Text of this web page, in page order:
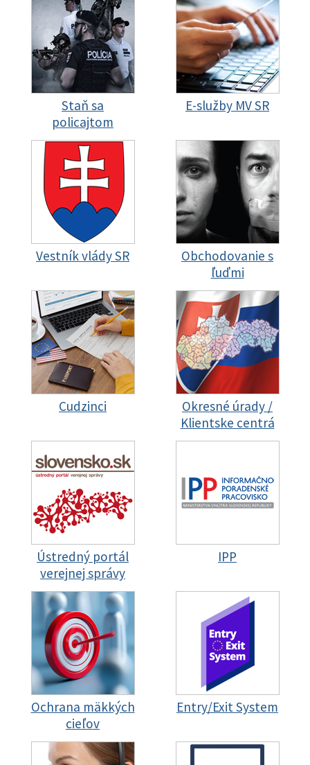
Staň sa
policajtom
E-služby MV SR
Vestník vlády SR
Obchodovanie s
ľuďmi
Cudzinci
Okresné úrady /
Klientske centrá
Ústredný portál
verejnej správy
IPP
Ochrana mäkkých
cieľov
Entry/Exit System